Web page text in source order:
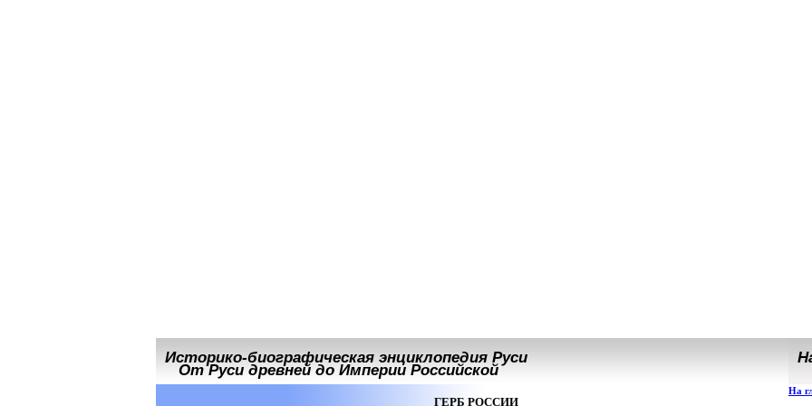
Историко-биографическая энциклопедия Руси
От Руси древней до Империи Российской
ГЕРБ РОССИИ
На